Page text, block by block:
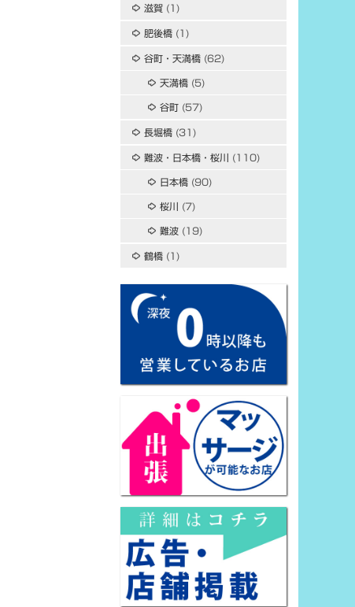
滋賀 (1)
肥後橋 (1)
谷町・天満橋 (62)
天満橋 (5)
谷町 (57)
長堀橋 (31)
難波・日本橋・桜川 (110)
日本橋 (90)
桜川 (7)
難波 (19)
鶴橋 (1)